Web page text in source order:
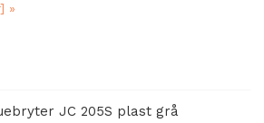
»
JC 205S plast grå